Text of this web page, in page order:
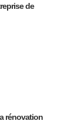
de
rénovation